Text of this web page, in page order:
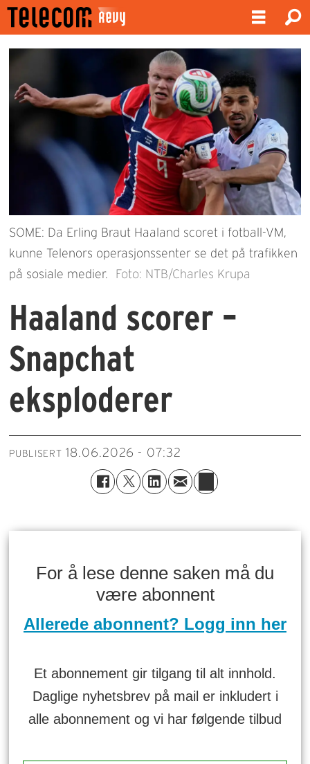
SOME: Da Erling Braut Haaland scoret i fotball-VM,
kunne Telenors operasjonssenter se det på trafikken
på sosiale medier.
Foto: NTB/Charles Krupa
Haaland scorer –
Snapchat
eksploderer
PUBLISERT 18.06.2026 - 07:32
For å lese denne saken må du
være abonnent
Allerede abonnent? Logg inn her
Et abonnement gir tilgang til alt innhold.
Daglige nyhetsbrev på mail er inkludert i
alle abonnement og vi har følgende tilbud